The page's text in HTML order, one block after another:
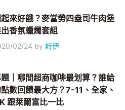
起來好餓？麥當勞四盎司牛肉堡
香氛蠟燭套組
02/24 by詩伊
｜哪間超商咖啡最划算？誰給
數回饋最大方？7-11、全家、
跟萊爾富比一比